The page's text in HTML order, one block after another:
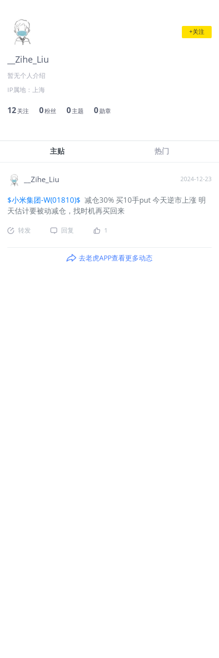
+关注
__Zihe_Liu
暂无个人介绍
IP属地：
上海
12关注 0粉丝 0主题 0勋章
主贴 热门
__Zihe_Liu 2024-12-23
$小米集团-W(01810)$ 减仓30% 买10手put 今天逆市上涨 明
天估计要被动减仓，找时机再买回来
转发 回复 1
去老虎APP查看更多动态